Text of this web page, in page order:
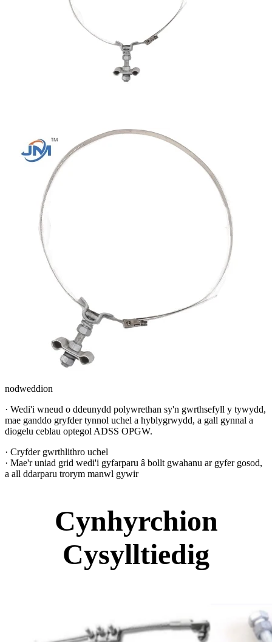
nodweddion
· Wedi'i wneud o ddeunydd polywrethan sy'n gwrthsefyll y tywydd,
mae ganddo gryfder tynnol uchel a hyblygrwydd, a gall gynnal a
diogelu ceblau optegol ADSS OPGW.
· Cryfder gwrthlithro uchel
· Mae'r uniad grid wedi'i gyfarparu â bollt gwahanu ar gyfer gosod,
a all ddarparu trorym manwl gywir
Cynhyrchion
Cysylltiedig